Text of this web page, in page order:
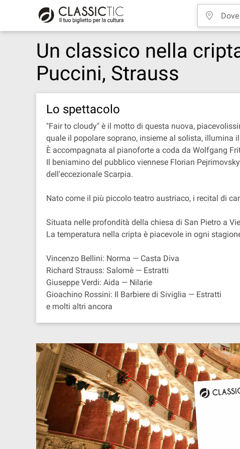
Un classico nella
Puccini, Strauss
Lo spettacolo
"Fair to cloudy" è il motto di questa nuova,
quale il popolare soprano, insieme al solista, illumina
È accompagnata al pianoforte a coda da Wolfgang
Il beniamino del pubblico viennese Florian
dell'eccezionale Scarpia.
Nato come il più piccolo teatro austriaco, i recital di
Situata nelle profondità della chiesa di San Pietro a
La temperatura nella cripta è piacevole in ogni
Vincenzo Bellini: Norma — Casta Diva
Richard Strauss: Salomè — Estratti
Giuseppe Verdi: Aida — Nilarie
Gioachino Rossini: Il Barbiere di Siviglia — Estratti
e molti altri ancora